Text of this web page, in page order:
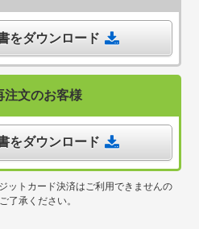
をダウンロード
注文のお客様
をダウンロード
ットカード決済はご利用できませんの
了承ください。